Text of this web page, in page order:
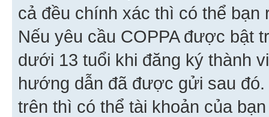
cả đều chính xác thì có thể
Nếu yêu cầu COPPA được bật
dưới 13 tuổi khi đăng ký thành
hướng dẫn đã được gửi sau
trên thì có thể tài khoản của